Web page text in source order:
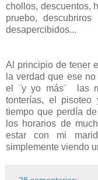
chollos, descuentos,
pruebo,
desapercibidos...
Al principio de tener
la verdad que ese
el ¨y yo más¨ las
tonterías, el
tiempo que perdía
los horarios de
estar con mi
simplemente viendo